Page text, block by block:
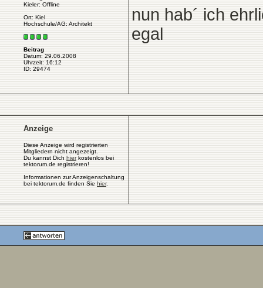
Kieler: Offline
Ort: Kiel
Hochschule/AG: Architekt
Beitrag
Datum: 29.06.2008
Uhrzeit: 16:12
ID: 29474
nun hab´ ich
egal
Anzeige
Diese Anzeige wird registrierten
Mitgliedern nicht angezeigt.
Du kannst Dich hierkostenlos bei
tektorum.de registrieren!
Informationen zur Anzeigenschaltung
bei tektorum.de finden Sie hier.